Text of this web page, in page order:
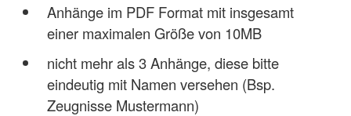
Anhänge im PDF Format mit insgesamt
einer maximalen Größe von 10MB
nicht mehr als 3 Anhänge, diese bitte
eindeutig mit Namen versehen (Bsp.
Zeugnisse Mustermann)